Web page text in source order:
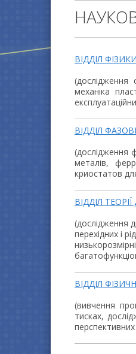
ВІДДІЛ
(дослідження
механіка
ВІДДІЛ
(дослідження
металів,
криостатов
ВІДДІЛ
(дослідження
перехідних і
ВІДДІЛ
(вивчення
тисках,